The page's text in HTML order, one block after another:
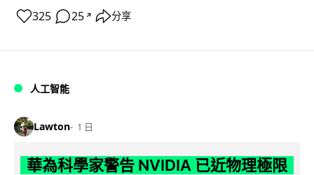
325 25 ↗ 分享
人工智能
Lawton 1 日
華為科學家警告 NVIDIA 已近物理極限